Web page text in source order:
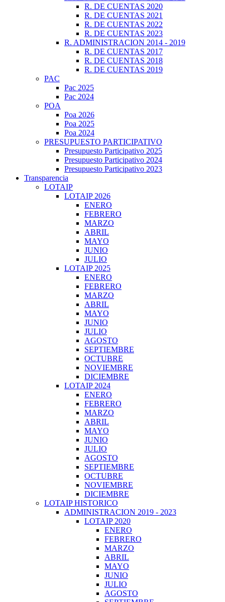
R. DE CUENTAS 2020
R. DE CUENTAS 2021
R. DE CUENTAS 2022
R. DE CUENTAS 2023
R. ADMINISTRACION 2014 - 2019
R. DE CUENTAS 2017
R. DE CUENTAS 2018
R. DE CUENTAS 2019
PAC
Pac 2025
Pac 2024
POA
Poa 2026
Poa 2025
Poa 2024
PRESUPUESTO PARTICIPATIVO
Presupuesto Participativo 2025
Presupuesto Participativo 2024
Presupuesto Participativo 2023
Transparencia
LOTAIP
LOTAIP 2026
ENERO
FEBRERO
MARZO
ABRIL
MAYO
JUNIO
JULIO
LOTAIP 2025
ENERO
FEBRERO
MARZO
ABRIL
MAYO
JUNIO
JULIO
AGOSTO
SEPTIEMBRE
OCTUBRE
NOVIEMBRE
DICIEMBRE
LOTAIP 2024
ENERO
FEBRERO
MARZO
ABRIL
MAYO
JUNIO
JULIO
AGOSTO
SEPTIEMBRE
OCTUBRE
NOVIEMBRE
DICIEMBRE
LOTAIP HISTORICO
ADMINISTRACION 2019 - 2023
LOTAIP 2020
ENERO
FEBRERO
MARZO
ABRIL
MAYO
JUNIO
JULIO
AGOSTO